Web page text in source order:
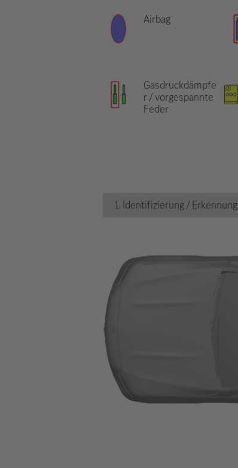
Airbag
Gasdruckdämpfe
r / vorgespannte
Feder
1. Identifizierung / Erkennung